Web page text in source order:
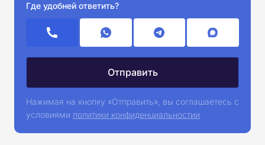
Где удобней ответить?
Нажимая на кнопку «Отправить», вы соглашаетесь с
условиями политики конфиденциальностии